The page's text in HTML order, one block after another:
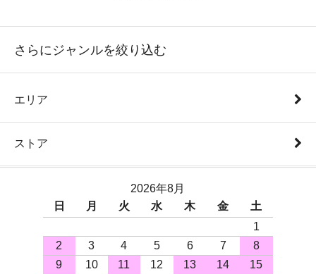
さらにジャンルを絞り込む
エリア
ストア
2026年8月
日
月 火 水 木 金
土
1
2
3 4 5 6 7
8
9
10 11 12 13 14
15